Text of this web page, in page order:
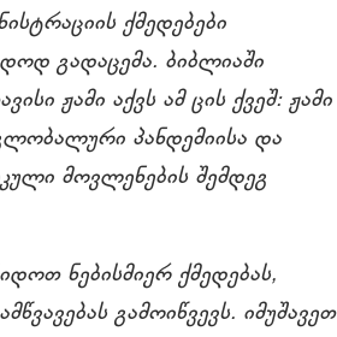
ქმედებები
გადაცემა. ბიბლიაში
ჟამი აქვს ამ ცის ქვეშ: ჟამი
პანდემიისა და
მოვლენების შემდეგ
ნებისმიერ ქმედებას,
გამოიწვევს. იმუშავეთ